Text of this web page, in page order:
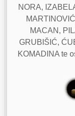
NORA,
MACAN,
GRUBIŠIĆ,
KOMADINA te